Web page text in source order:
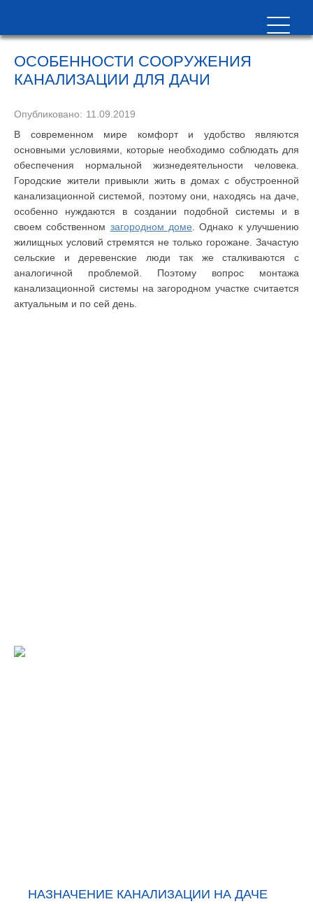
ОСОБЕННОСТИ СООРУЖЕНИЯ
КАНАЛИЗАЦИИ ДЛЯ ДАЧИ
Опубликовано: 11.09.2019
В современном мире комфорт и удобство являются
основными условиями, которые необходимо соблюдать для
обеспечения нормальной жизнедеятельности человека.
Городские жители привыкли жить в домах с обустроенной
канализационной системой, поэтому они, находясь на даче,
особенно нуждаются в создании подобной системы и в
своем собственном загородном доме . Однако к улучшению
жилищных условий стремятся не только горожане. Зачастую
сельские и деревенские люди так же сталкиваются с
аналогичной проблемой. Поэтому вопрос монтажа
канализационной системы на загородном участке считается
актуальным и по сей день.
НАЗНАЧЕНИЕ КАНАЛИЗАЦИИ НА ДАЧЕ